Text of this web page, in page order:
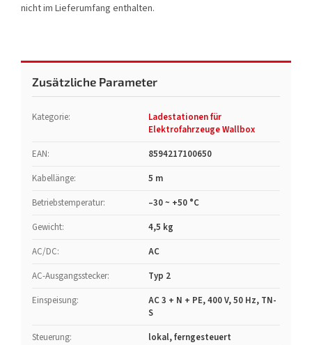
nicht im Lieferumfang enthalten.
Zusätzliche Parameter
Kategorie:
Ladestationen für
Elektrofahrzeuge Wallbox
EAN:
8594217100650
Kabellänge:
5 m
Betriebstemperatur:
–30 ~ +50 °C
Gewicht:
4,5 kg
AC/DC:
AC
AC-Ausgangsstecker:
Typ 2
Einspeisung:
AC 3 + N + PE, 400 V, 50 Hz, TN-
S
Steuerung:
lokal, ferngesteuert